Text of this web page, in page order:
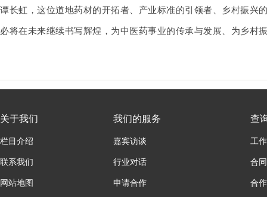
谭长虹，这位道地药材的开拓者、产业标准的引领者、乡村振
必将在未来继续书写辉煌，为中医药事业的传承与发展、为乡村
关于我们
栏目介绍
联系我们
网站地图
我们的服务
嘉宾访谈
行业对话
申请合作
查
工
合
合